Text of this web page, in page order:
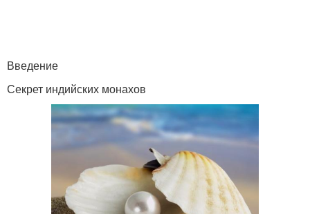
Введение
Секрет индийских монахов